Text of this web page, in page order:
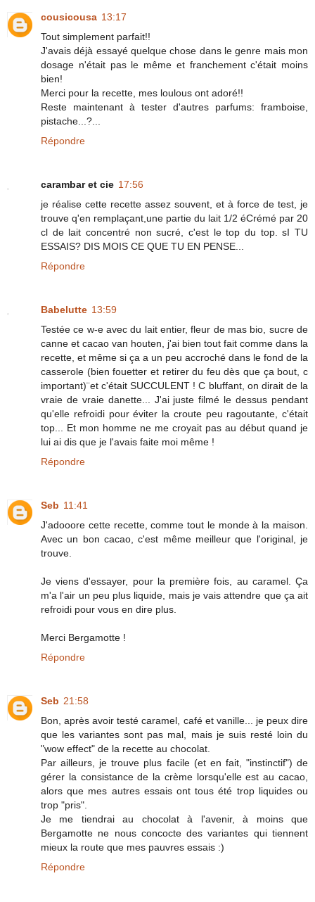
cousicousa 13:17
Tout simplement parfait!!
J'avais déjà essayé quelque chose dans le genre mais mon
dosage n'était pas le même et franchement c'était moins
bien!
Merci pour la recette, mes loulous ont adoré!!
Reste maintenant à tester d'autres parfums: framboise,
pistache...?...
Répondre
carambar et cie 17:56
je réalise cette recette assez souvent, et à force de test, je
trouve q'en remplaçant,une partie du lait 1/2 éCrémé par 20
cl de lait concentré non sucré, c'est le top du top. sI TU
ESSAIS? DIS MOIS CE QUE TU EN PENSE...
Répondre
Babelutte 13:59
Testée ce w-e avec du lait entier, fleur de mas bio, sucre de
canne et cacao van houten, j'ai bien tout fait comme dans la
recette, et même si ça a un peu accroché dans le fond de la
casserole (bien fouetter et retirer du feu dès que ça bout, c
important)¨et c'était SUCCULENT ! C bluffant, on dirait de la
vraie de vraie danette... J'ai juste filmé le dessus pendant
qu'elle refroidi pour éviter la croute peu ragoutante, c'était
top... Et mon homme ne me croyait pas au début quand je
lui ai dis que je l'avais faite moi même !
Répondre
Seb 11:41
J'adooore cette recette, comme tout le monde à la maison.
Avec un bon cacao, c'est même meilleur que l'original, je
trouve.
Je viens d'essayer, pour la première fois, au caramel. Ça
m'a l'air un peu plus liquide, mais je vais attendre que ça ait
refroidi pour vous en dire plus.
Merci Bergamotte !
Répondre
Seb 21:58
Bon, après avoir testé caramel, café et vanille... je peux dire
que les variantes sont pas mal, mais je suis resté loin du
"wow effect" de la recette au chocolat.
Par ailleurs, je trouve plus facile (et en fait, "instinctif") de
gérer la consistance de la crème lorsqu'elle est au cacao,
alors que mes autres essais ont tous été trop liquides ou
trop "pris".
Je me tiendrai au chocolat à l'avenir, à moins que
Bergamotte ne nous concocte des variantes qui tiennent
mieux la route que mes pauvres essais :)
Répondre